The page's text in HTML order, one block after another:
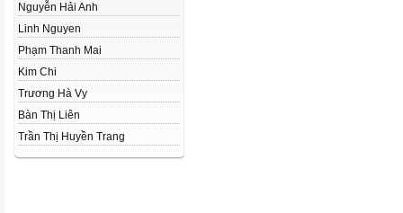
Nguyễn Hải Anh
Linh Nguyen
Phạm Thanh Mai
Kim Chi
Trương Hà Vy
Bàn Thị Liên
Trần Thị Huyền Trang